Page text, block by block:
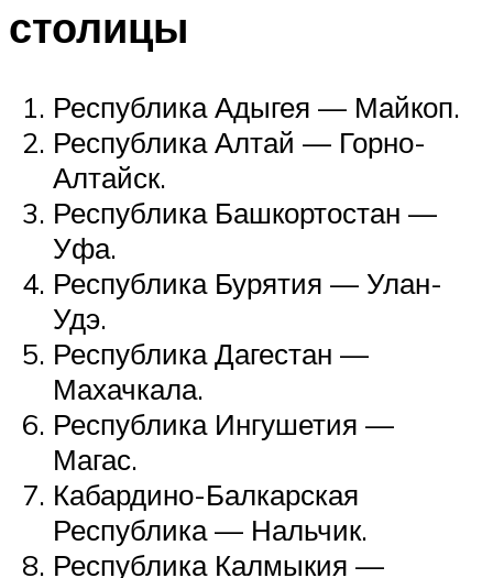
столицы
Республика Адыгея — Майкоп.
Республика Алтай — Горно-
Алтайск.
Республика Башкортостан —
Уфа.
Республика Бурятия — Улан-
Удэ.
Республика Дагестан —
Махачкала.
Республика Ингушетия —
Магас.
Кабардино-Балкарская
Республика — Нальчик.
Республика Калмыкия —